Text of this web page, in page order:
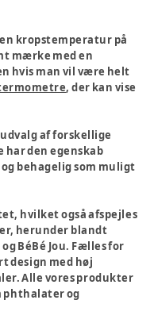
kropstemperatur på
mærke med en
hvis man vil være helt
, der kan vise
af forskellige
har den egenskab
behagelig som muligt
hvilket også afspejles
herunder blandt
BéBé Jou. Fælles for
design med høj
Alle vores produkter
phthalater og